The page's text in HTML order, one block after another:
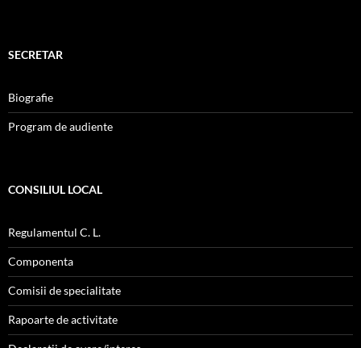
SECRETAR
Biografie
Program de audiente
CONSILIUL LOCAL
Regulamentul C. L.
Componenta
Comisii de specialitate
Rapoarte de activitate